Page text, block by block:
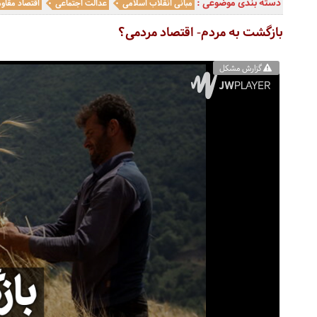
مبانی انقلاب اسلامی عدالت اجتماعی اقتصاد
بازگشت به مردم- اقتصاد مردمی؟
گزارش مشکل